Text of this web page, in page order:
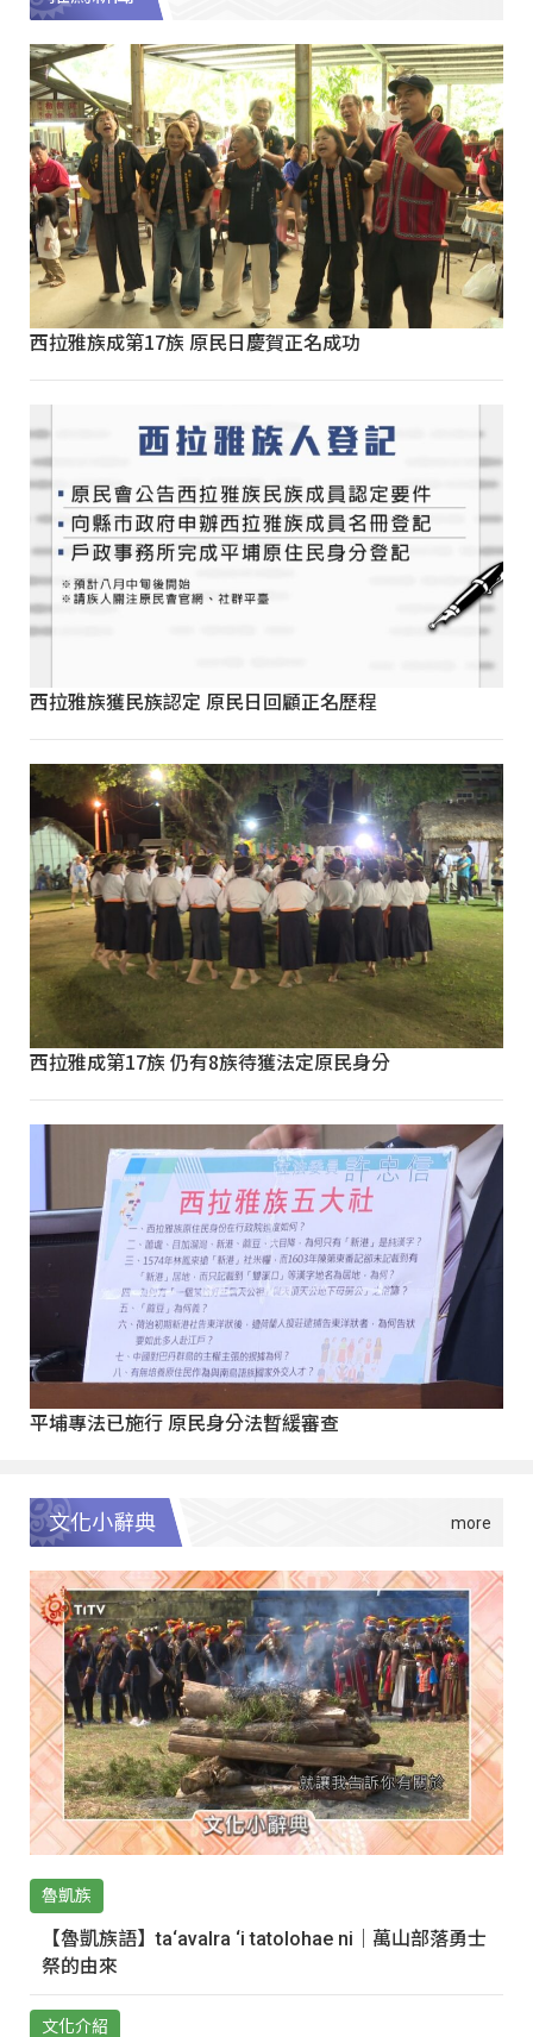
西拉雅族成第17族 原民日慶賀正名成功
西拉雅族獲民族認定 原民日回顧正名歷程
西拉雅成第17族 仍有8族待獲法定原民身分
平埔專法已施行 原民身分法暫緩審查
文化小辭典
魯凱族
【魯凱族語】ta‘avalra ‘i tatolohae ni｜萬山部落勇士
祭的由來
文化介紹